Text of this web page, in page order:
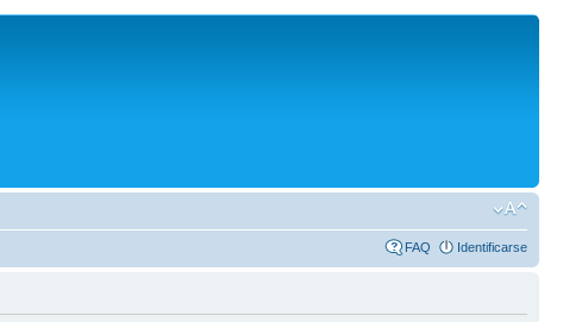
FAQ Identificarse